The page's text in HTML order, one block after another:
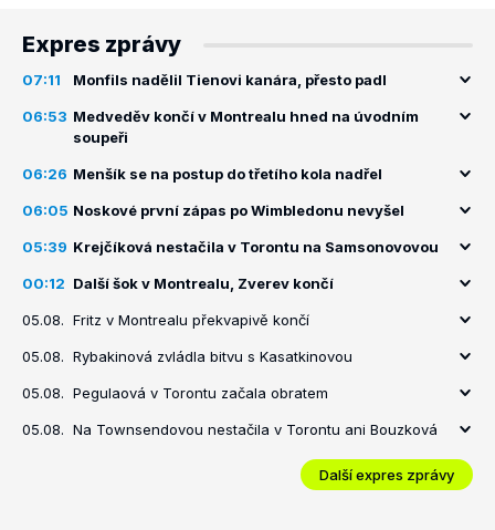
Expres zprávy
07:11 Monfils nadělil Tienovi kanára, přesto padl
06:53 Medveděv končí v Montrealu hned na úvodním
soupeři
06:26 Menšík se na postup do třetího kola nadřel
06:05 Noskové první zápas po Wimbledonu nevyšel
05:39 Krejčíková nestačila v Torontu na Samsonovovou
00:12 Další šok v Montrealu, Zverev končí
05.08. Fritz v Montrealu překvapivě končí
05.08. Rybakinová zvládla bitvu s Kasatkinovou
05.08. Pegulaová v Torontu začala obratem
05.08. Na Townsendovou nestačila v Torontu ani Bouzková
Další expres zprávy